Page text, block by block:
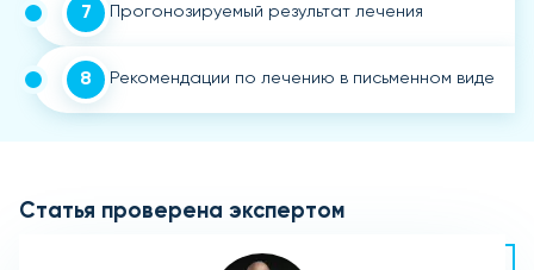
7 Прогонозируемый результат лечения
8 Рекомендации по лечению в письменном виде
Статья проверена экспертом